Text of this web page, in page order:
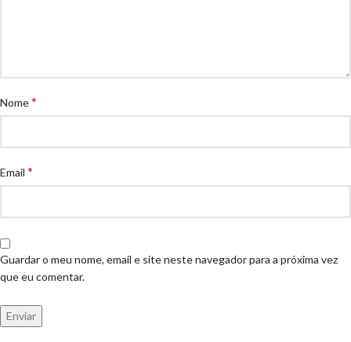
Nome*
Email *
Guardar o meu nome, email e site neste navegador para a próxima vez
que eu comentar.